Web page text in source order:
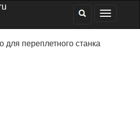
для переплетного станка